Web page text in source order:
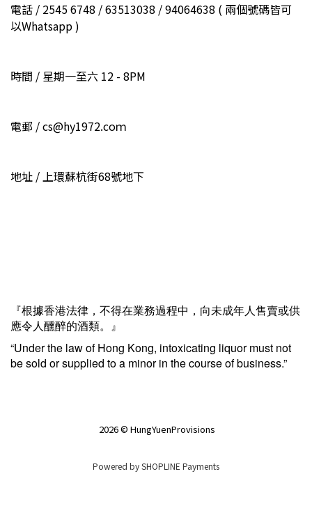
電話 / 2545 6748 / 63513038 / 94064638 ( 兩個號碼皆可
以Whatsapp )
時間 / 星期一至六 12 - 8PM
電郵 / cs@hy1972.coｍ
地址 / 上環蘇杭街68號地下
『根據香港法律，不得在業務過程中，向未成年人售賣或供
應令人醺醉的酒類。』
“Under the law of Hong Kong, intoxicating liquor must not
be sold or supplied to a minor in the course of business.”
2026 © HungYuenProvisions
Powered bySHOPLINE Payments